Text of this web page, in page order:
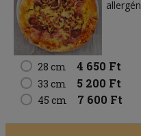
28 cm 4 650 Ft
33 cm 5 200 Ft
45 cm 7 600 Ft